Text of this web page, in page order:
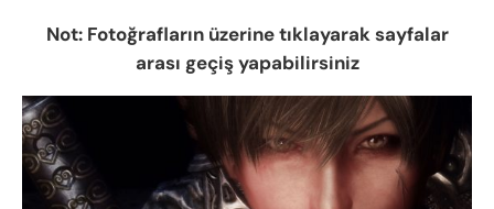
Not: Fotoğrafların üzerine tıklayarak sayfalar
arası geçiş yapabilirsiniz